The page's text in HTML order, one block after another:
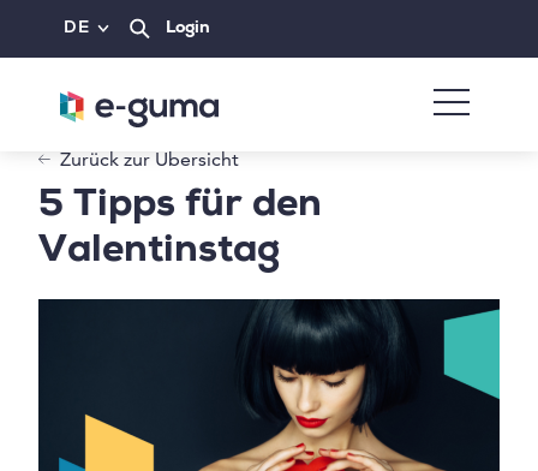
DE Login
Zurück zur Übersicht
5 Tipps für den
Valentinstag